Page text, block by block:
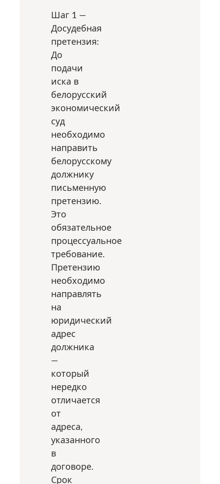
Шаг 1 —
Досудебная
претензия:
До
подачи
иска в
белорусский
экономический
суд
необходимо
направить
белорусскому
должнику
письменную
претензию.
Это
обязательное
процессуальное
требование.
Претензию
необходимо
направлять
на
юридический
адрес
должника
—
который
нередко
отличается
от
адреса,
указанного
в
договоре.
Срок